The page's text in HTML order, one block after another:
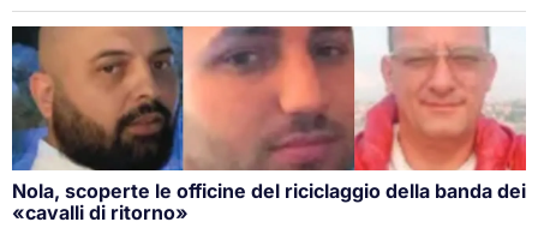
Nola, scoperte le officine del riciclaggio della banda dei
«cavalli di ritorno»